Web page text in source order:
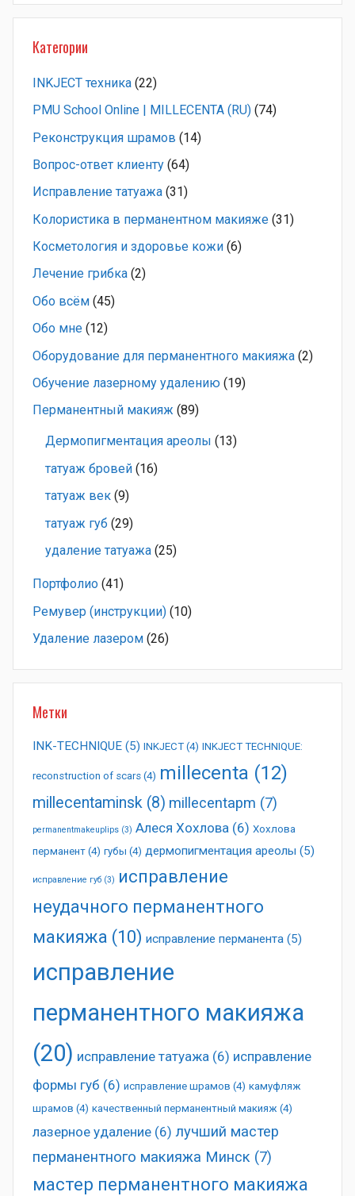
Категории
INKJECT техника (22)
PMU School Online | MILLECENTA (RU) (74)
Pеконструкция шрамов (14)
Вопрос-ответ клиенту (64)
Исправление татуажа (31)
Колористика в перманентном макияже (31)
Косметология и здоровье кожи (6)
Лечение грибка (2)
Обо всём (45)
Обо мне (12)
Оборудование для перманентного макияжа (2)
Обучение лазерному удалению (19)
Перманентный макияж (89)
Дермопигментация ареолы (13)
татуаж бровей (16)
татуаж век (9)
татуаж губ (29)
удаление татуажа (25)
Портфолио (41)
Ремувер (инструкции) (10)
Удаление лазером (26)
Метки
INK-TECHNIQUE (5) INKJECT (4) INKJECT TECHNIQUE:
reconstruction of scars (4) millecenta (12)
millecentaminsk (8) millecentapm (7)
permanentmakeuplips (3) Алеся Хохлова (6) Хохлова
перманент (4) губы (4) дермопигментация ареолы (5)
исправление губ (3) исправление
неудачного перманентного
макияжа (10) исправление перманента (5)
исправление
перманентного макияжа
(20) исправление татуажа (6) исправление
формы губ (6) исправление шрамов (4) камуфляж
шрамов (4) качественный перманентный макияж (4)
лазерное удаление (6) лучший мастер
перманентного макияжа Минск (7)
мастер перманентного макияжа